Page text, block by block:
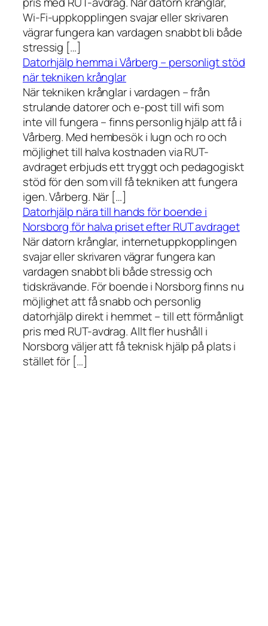
Wi-Fi-uppkopplingen svajar eller skrivaren
vägrar fungera kan vardagen snabbt bli både
stressig […]
Datorhjälp hemma i Vårberg – personligt stöd
när tekniken krånglar
När tekniken krånglar i vardagen – från
strulande datorer och e-post till wifi som
inte vill fungera – finns personlig hjälp att få i
Vårberg. Med hembesök i lugn och ro och
möjlighet till halva kostnaden via RUT-
avdraget erbjuds ett tryggt och pedagogiskt
stöd för den som vill få tekniken att fungera
igen. Vårberg. När […]
Datorhjälp nära till hands för boende i
Norsborg för halva priset efter RUT avdraget
När datorn krånglar, internetuppkopplingen
svajar eller skrivaren vägrar fungera kan
vardagen snabbt bli både stressig och
tidskrävande. För boende i Norsborg finns nu
möjlighet att få snabb och personlig
datorhjälp direkt i hemmet – till ett förmånligt
pris med RUT-avdrag. Allt fler hushåll i
Norsborg väljer att få teknisk hjälp på plats i
stället för […]